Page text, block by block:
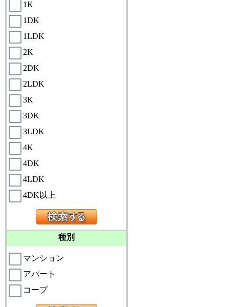
1K
1DK
1LDK
2K
2DK
2LDK
3K
3DK
3LDK
4K
4DK
4LDK
4DK以上
種別
マンション
アパート
コープ